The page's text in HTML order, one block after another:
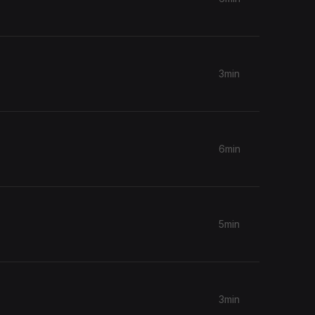
3min
6min
5min
3min